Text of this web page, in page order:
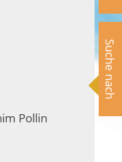
Suche nach
Pollin